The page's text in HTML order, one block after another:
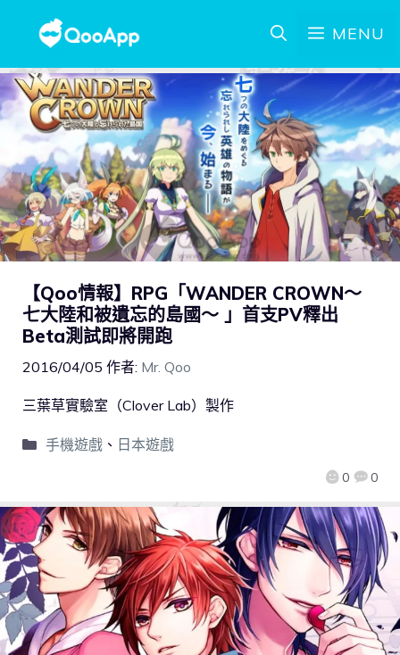
MENU
【Qoo情報】RPG「WANDER CROWN～
七大陸和被遺忘的島國～ 」首支PV釋出
Beta測試即將開跑
2016/04/05 作者: Mr. Qoo
0 0
三葉草實驗室（Clover Lab）製作
手機遊戲、 日本遊戲